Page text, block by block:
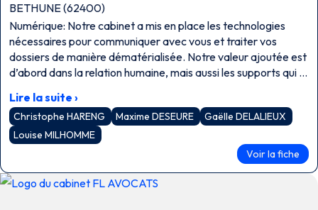
BETHUNE (62400)
Numérique: Notre cabinet a mis en place les technologies
nécessaires pour communiquer avec vous et traiter vos
dossiers de manière dématérialisée. Notre valeur ajoutée est
d’abord dans la relation humaine, mais aussi les supports qui la
à tout moment, travailler à distance quel que ce soit le lieu où
nous nous trouvons et vous vous trouvez pour pouvoir
répondre à vos attentes, et y répondre le plus rapidement
possible. Tous les avocats sont joignables en visioconférence.
Nous nous déplaçons pour conseiller et plaider partout en
France métropolitaine comme outre-mer.
Lire la suite ›
Christophe HARENG Maxime DESEURE
Gaëlle DELALIEUX
Louise MILHOMME
Voir la fiche